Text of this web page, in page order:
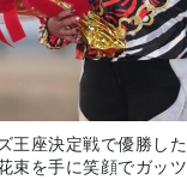
王座決定戦で優勝し
束を手に笑顔でガッ